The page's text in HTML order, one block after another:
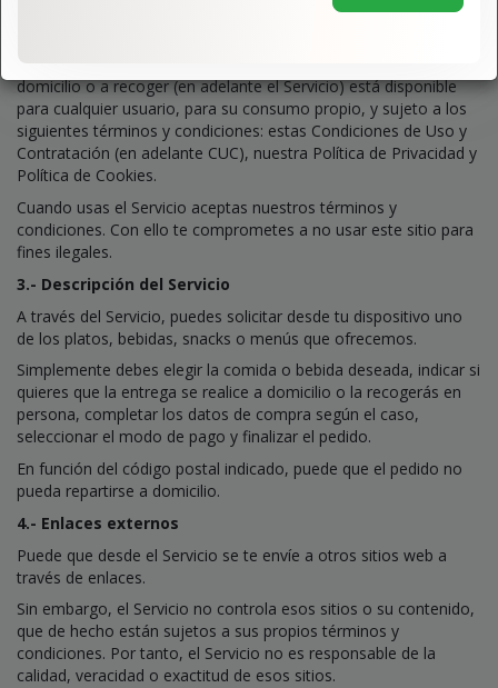
Este sitio web y nuestro servicio de pedidos de comida online a
domicilio o a recoger (en adelante el Servicio) está disponible
para cualquier usuario, para su consumo propio, y sujeto a los
siguientes términos y condiciones: estas Condiciones de Uso y
Contratación (en adelante CUC), nuestra Política de Privacidad y
Política de Cookies.
Cuando usas el Servicio aceptas nuestros términos y
condiciones. Con ello te comprometes a no usar este sitio para
fines ilegales.
3.- Descripción del Servicio
A través del Servicio, puedes solicitar desde tu dispositivo uno
de los platos, bebidas, snacks o menús que ofrecemos.
Simplemente debes elegir la comida o bebida deseada, indicar si
quieres que la entrega se realice a domicilio o la recogerás en
persona, completar los datos de compra según el caso,
seleccionar el modo de pago y finalizar el pedido.
En función del código postal indicado, puede que el pedido no
pueda repartirse a domicilio.
4.- Enlaces externos
Puede que desde el Servicio se te envíe a otros sitios web a
través de enlaces.
Sin embargo, el Servicio no controla esos sitios o su contenido,
que de hecho están sujetos a sus propios términos y
condiciones. Por tanto, el Servicio no es responsable de la
calidad, veracidad o exactitud de esos sitios.